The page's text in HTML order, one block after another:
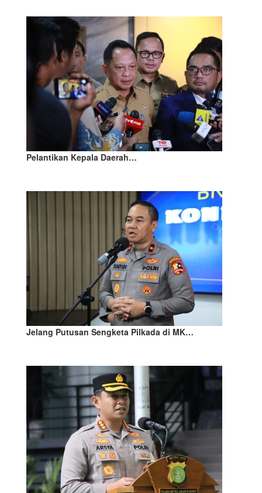
Pelantikan Kepala Daerah…
Jelang Putusan Sengketa Pilkada di MK…